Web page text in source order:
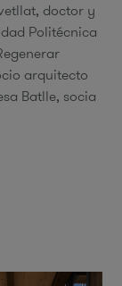
doctor y
Politécnica
arquitecto
Batlle, socia